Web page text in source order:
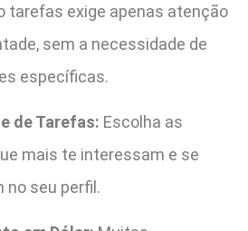
tarefas exige apenas atenção
sem a necessidade de
específicas.
de Tarefas: Escolha as
mais te interessam e se
no seu perfil.